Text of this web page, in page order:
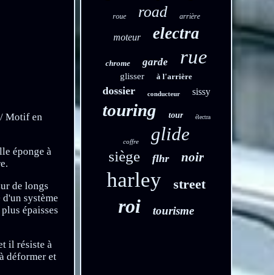
Motif en
éponge à
de longs
système
épaisses
il résiste à
déformer et
roue road arrière
moteur electra
chrome garde rue
glisser à l'arrière
dossier conducteur sissy
touring tour électra
coffre glide
siège flhr noir
harley street
roi tourisme